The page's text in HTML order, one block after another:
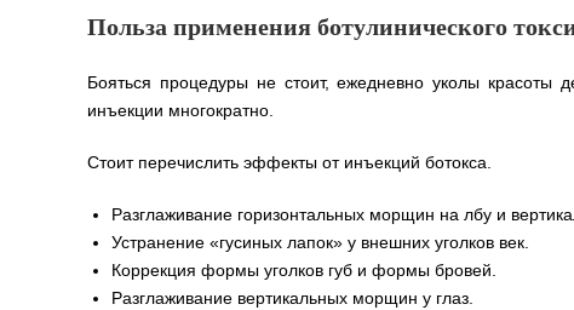
Польза применения ботулинического
Бояться процедуры не стоит, ежедневно уколы
инъекции многократно.
Стоит перечислить эффекты от инъекций ботокса.
Разглаживание горизонтальных морщин на лбу и
Устранение «гусиных лапок» у внешних уголков век.
Коррекция формы уголков губ и формы бровей.
Разглаживание вертикальных морщин у глаз.